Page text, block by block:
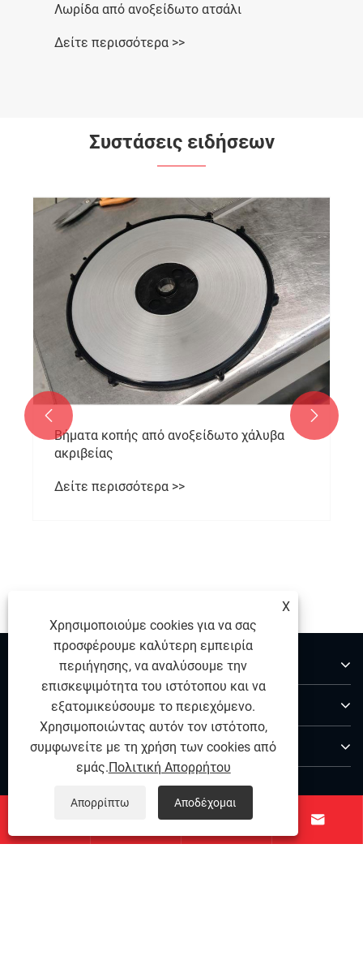
Λωρίδα από ανοξείδωτο ατσάλι
Δείτε περισσότερα >>
Συστάσεις ειδήσεων
Βήματα κοπής από ανοξείδωτο χάλυβα
ακριβείας
Δείτε περισσότερα >>
 
Σχετικά με εμάς
Προϊόντα
Επικοινωνήστε μαζί μας
 
X
Χρησιμοποιούμε cookies για να σας
προσφέρουμε καλύτερη εμπειρία
περιήγησης, να αναλύσουμε την
επισκεψιμότητα του ιστότοπου και να
εξατομικεύσουμε το περιεχόμενο.
Χρησιμοποιώντας αυτόν τον ιστότοπο,
συμφωνείτε με τη χρήση των cookies από
εμάς.Πολιτική Απορρήτου
Απορρίπτω Αποδέχομαι